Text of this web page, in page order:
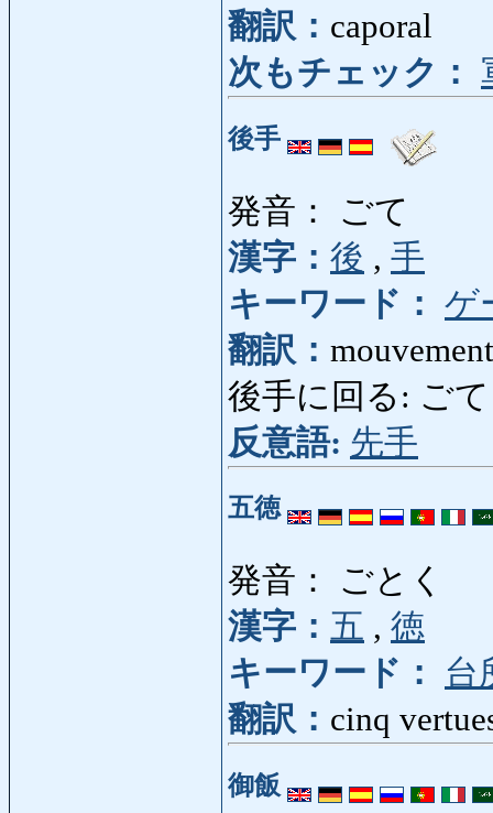
翻訳： caporal
次もチェック：
後手
発音： ごて
漢字： 後 , 手
キーワード： ゲ
翻訳：
後手に回る: ご
反意語: 先手
五徳
発音： ごとく
漢字： 五 , 徳
キーワード：
台
翻訳： cinq
御飯